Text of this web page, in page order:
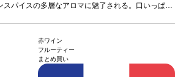
ように滑らかなフィニッシュは、しっかりとした
ファンデル、その他
があり価格が同様の場合は自動的に次のヴィンテー
パイスの多層なアロマに魅了される。口いっぱい
のように滑らかなフィニッシュは、しっかりとした
チャーを与えている。長期熟成のポテンシャルは高
のトマト煮、キノコの煮込み、ポークテンダーロイ
ファンデル、その他
赤ワイン
フルーティー
まとめ買い